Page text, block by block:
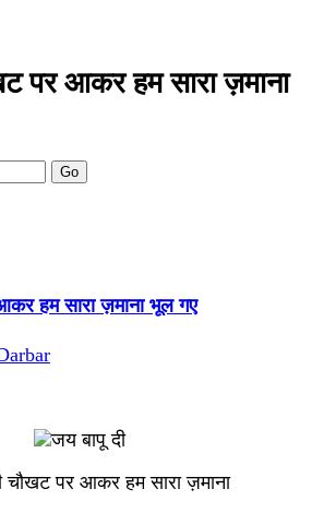
पर आकर हम सारा ज़माना
हम सारा ज़माना भूल गए
चौखट पर आकर हम सारा ज़माना